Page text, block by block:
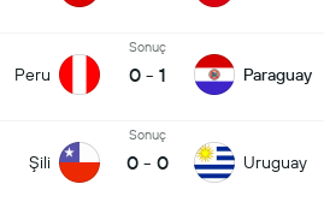
Peru
Sonuç
0 - 1 Paraguay
Şili
Sonuç
0 - 0 Uruguay